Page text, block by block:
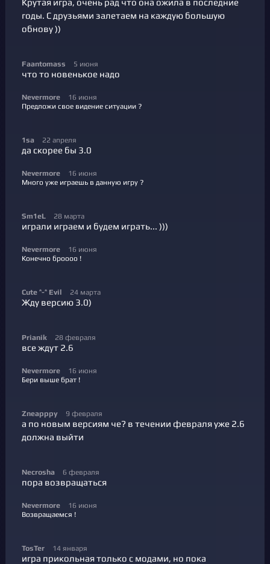
Крутая игра, очень рад что она ожила в последние
годы. С друзьями залетаем на каждую большую
обнову ))
Faantomass 5 июня
что то новенькое надо
Nevermore
16 июня
Предложи свое видение ситуации ?
1sa 22 апреля
да скорее бы 3.0
Nevermore
16 июня
Много уже играешь в данную игру ?
Sm1eL 28 марта
играли играем и будем играть... )))
Nevermore
16 июня
Конечно броооо !
Cute ^-^ Evil 24 марта
Жду версию 3.0)
Prianik 28 февраля
все ждут 2.6
Nevermore
16 июня
Бери выше брат !
Zneapppy 9 февраля
а по новым версиям че? в течении февраля уже 2.6
должна выйти
Necrosha 6 февраля
пора возвращаться
Nevermore
16 июня
Возвращаемся !
TosTer 14 января
игра прикольная только с модами, но пока